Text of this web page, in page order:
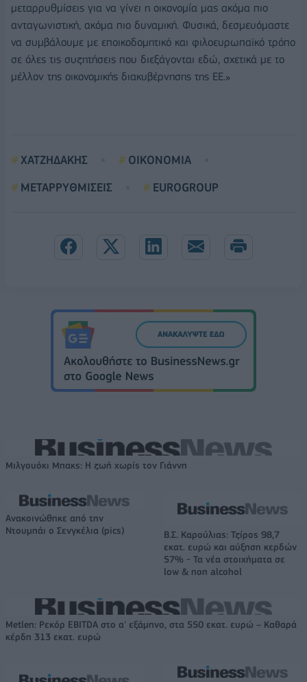
μεταρρυθμίσεις για να γίνει η οικονομία μας ακόμα πιο
ανταγωνιστική, ακόμα πιο δυναμική. Φυσικά, δεσμευόμαστε
να συμβάλουμε με εποικοδομητικό και φιλοευρωπαϊκό τρόπο
σε όλες τις συζητήσεις που διεξάγονται εδώ, σχετικά με το
μέλλον της οικονομικής διακυβέρνησης της ΕΕ.»
ΧΑΤΖΗΔΑΚΗΣ
ΟΙΚΟΝΟΜΙΑ
ΜΕΤΑΡΡΥΘΜΙΣΕΙΣ
EUROGROUP
Μιλγουόκι Μπακς: Η ζωή χωρίς τον Γιάννη
Ανακοινώθηκε από την
Ντουμπάι ο Σενγκέλια (pics)
Β.Σ. Καρούλιας: Τζίρος 98,7
εκατ. ευρώ και αύξηση κερδών
57% - Τα νέα στοιχήματα σε
low & non alcohol
Metlen: Ρεκόρ EBITDA στο α' εξάμηνο, στα 550 εκατ. ευρώ – Καθαρά
κέρδη 313 εκατ. ευρώ